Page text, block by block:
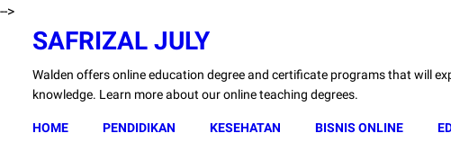
-->
SAFRIZAL JULY
Walden offers online education degree and certificate programs that will
knowledge. Learn more about our online teaching degrees.
HOME PENDIDIKAN KESEHATAN BISNIS ONLINE